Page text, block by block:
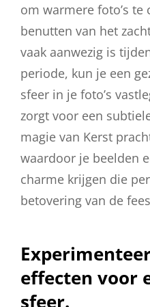
om warmere foto’s te
benutten van het
vaak aanwezig is
periode, kun je een
sfeer in je foto’s
zorgt voor een
magie van Kerst
waardoor je beelden
charme krijgen die
betovering van de
effecten voor
sfeer.